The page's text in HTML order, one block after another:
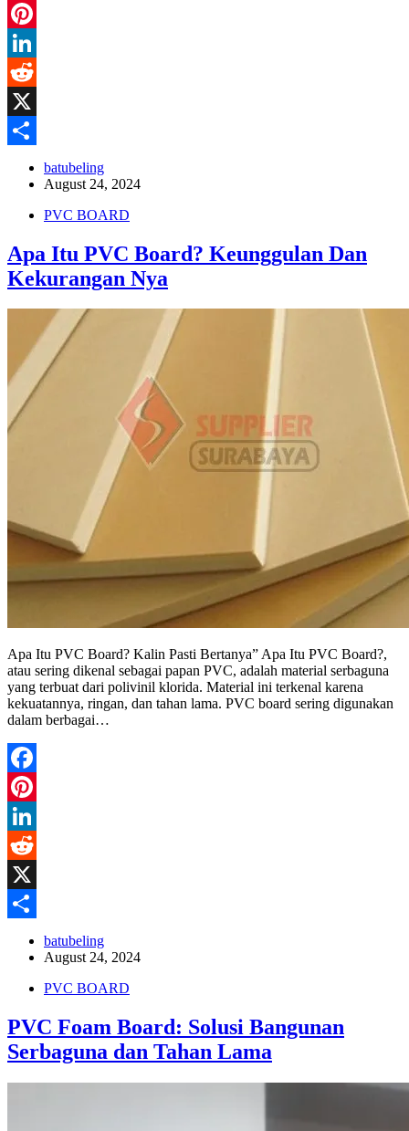
Facebook
Pinterest
LinkedIn
Reddit
X
batubeling
August 24, 2024
PVC BOARD
Apa Itu PVC Board? Keunggulan Dan
Kekurangan Nya
Apa Itu PVC Board? Kalin Pasti Bertanya” Apa Itu PVC Board?,
atau sering dikenal sebagai papan PVC, adalah material serbaguna
yang terbuat dari polivinil klorida. Material ini terkenal karena
kekuatannya, ringan, dan tahan lama. PVC board sering digunakan
dalam berbagai…
Facebook
Pinterest
LinkedIn
Reddit
X
batubeling
August 24, 2024
PVC BOARD
PVC Foam Board: Solusi Bangunan
Serbaguna dan Tahan Lama